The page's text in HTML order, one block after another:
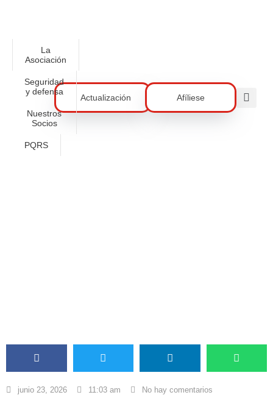
La
Asociación
Seguridad
y defensa
Nuestros
Socios
PQRS
Actualización Afíliese
junio 23, 2026 11:03 am No hay comentarios